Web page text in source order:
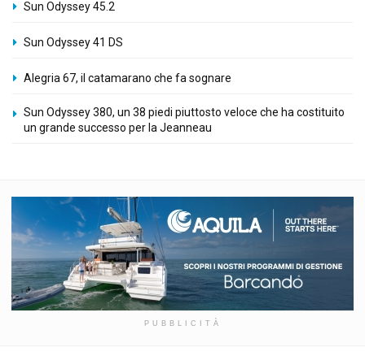
Sun Odyssey 45.2
Sun Odyssey 41 DS
Alegria 67, il catamarano che fa sognare
Sun Odyssey 380, un 38 piedi piuttosto veloce che ha costituito
un grande successo per la Jeanneau
PUBBLICITÀ